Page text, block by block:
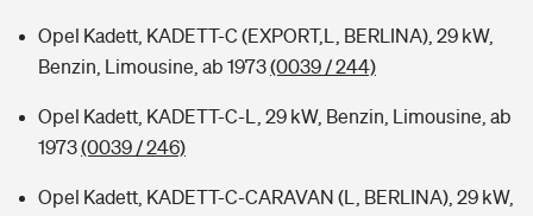
Opel Kadett, KADETT-C (EXPORT,L, BERLINA), 29 kW,
Benzin, Limousine, ab 1973(0039 / 244)
Opel Kadett, KADETT-C-L, 29 kW, Benzin, Limousine, ab
1973(0039 / 246)
Opel Kadett, KADETT-C-CARAVAN (L, BERLINA), 29 kW,